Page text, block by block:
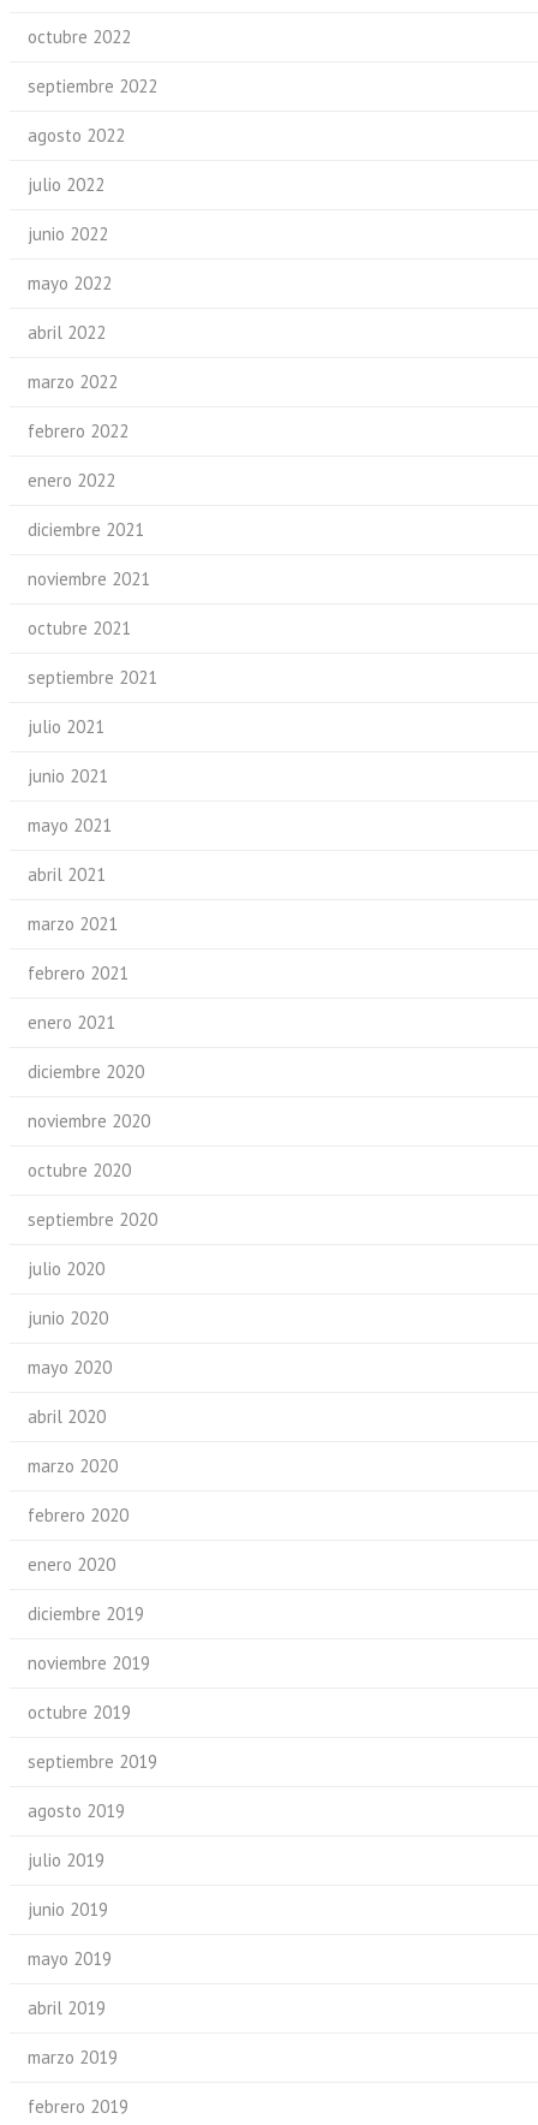
octubre 2022
septiembre 2022
agosto 2022
julio 2022
junio 2022
mayo 2022
abril 2022
marzo 2022
febrero 2022
enero 2022
diciembre 2021
noviembre 2021
octubre 2021
septiembre 2021
julio 2021
junio 2021
mayo 2021
abril 2021
marzo 2021
febrero 2021
enero 2021
diciembre 2020
noviembre 2020
octubre 2020
septiembre 2020
julio 2020
junio 2020
mayo 2020
abril 2020
marzo 2020
febrero 2020
enero 2020
diciembre 2019
noviembre 2019
octubre 2019
septiembre 2019
agosto 2019
julio 2019
junio 2019
mayo 2019
abril 2019
marzo 2019
febrero 2019